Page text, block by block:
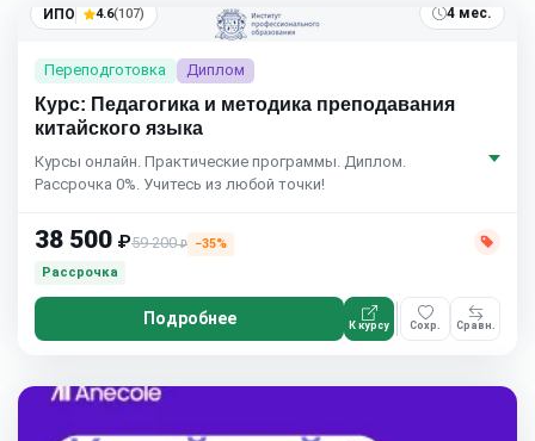
ИПО 4.6(107) 4 мес.
Переподготовка Диплом
Курс: Педагогика и методика преподавания
китайского языка
Курсы онлайн. Практические программы. Диплом.
Рассрочка 0%. Учитесь из любой точки!
38 500 ₽59 200₽
−35%
Рассрочка
Подробнее К курсу Сохр. Сравн.